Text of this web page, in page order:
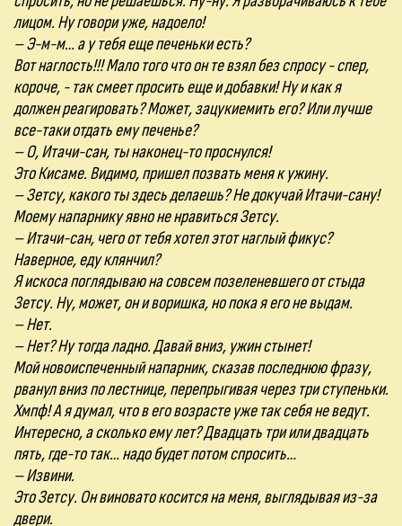
лицом. Ну говори уже, надоело!
– Э-м-м… а у тебя еще печеньки есть?
Вот наглость!!! Мало того что он те взял без спросу - спер,
короче, - так смеет просить еще и добавки! Ну и как я
должен реагировать? Может, зацукиемить его? Или лучше
все-таки отдать ему печенье?
– О, Итачи-сан, ты наконец-то проснулся!
Это Кисаме. Видимо, пришел позвать меня к ужину.
– Зетсу, какого ты здесь делаешь? Не докучай Итачи-сану!
Моему напарнику явно не нравиться Зетсу.
– Итачи-сан, чего от тебя хотел этот наглый фикус?
Наверное, еду клянчил?
Я искоса поглядываю на совсем позеленевшего от стыда
Зетсу. Ну, может, он и воришка, но пока я его не выдам.
– Нет.
– Нет? Ну тогда ладно. Давай вниз, ужин стынет!
Мой новоиспеченный напарник, сказав последнюю фразу,
рванул вниз по лестнице, перепрыгивая через три ступеньки.
Хмпф! А я думал, что в его возрасте уже так себя не ведут.
Интересно, а сколько ему лет? Двадцать три или двадцать
пять, где-то так… надо будет потом спросить…
– Извини.
Это Зетсу. Он виновато косится на меня, выглядывая из-за
двери.